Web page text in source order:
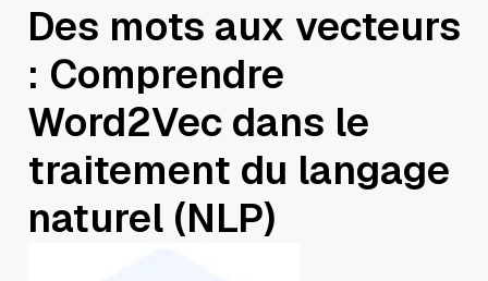
Des mots aux vecteurs
: Comprendre
Word2Vec dans le
traitement du langage
naturel (NLP)